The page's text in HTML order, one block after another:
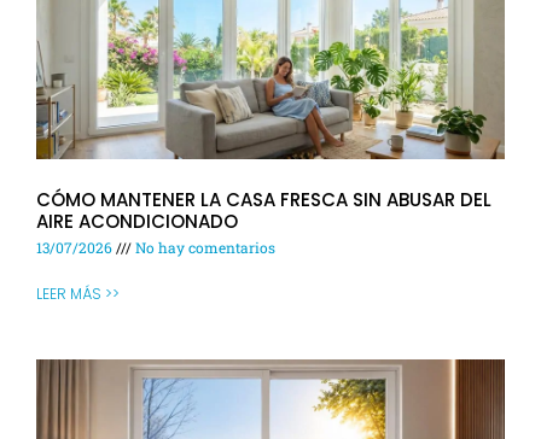
CÓMO MANTENER LA CASA FRESCA SIN ABUSAR DEL
AIRE ACONDICIONADO
13/07/2026 No hay comentarios
LEER MÁS >>